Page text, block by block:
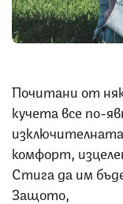
Почитани от
кучета все по-
комфорт,
Стига да им
Защото,